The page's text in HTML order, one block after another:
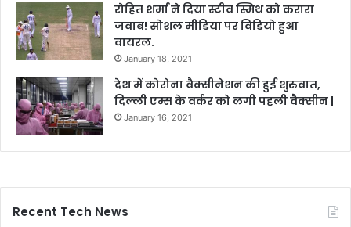
रोहित शर्मा ने दिया स्टीव स्मिथ को करारा
जवाब! सोशल मीडिया पर विडियो हुआ
वायरल.
January 18, 2021
देश में कोरोना वैक्सीनेशन की हुई शुरुवात,
दिल्ली एम्स के वर्कर को लगी पहली वैक्सीन |
January 16, 2021
Recent Tech News